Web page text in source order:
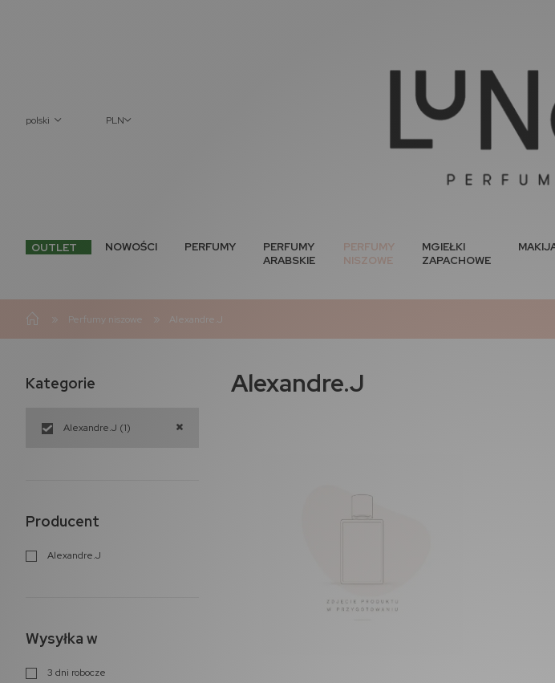
polski PLN
OUTLET NOWOŚCI PERFUMY
PERFUMY
ARABSKIE
PERFUMY
NISZOWE
MGIEŁKI
ZAPACHOWE
» Perfumy niszowe » Alexandre.J
Kategorie
Alexandre.J (1)
Producent
Alexandre.J
Wysyłka w
3 dni robocze
Alexandre.J